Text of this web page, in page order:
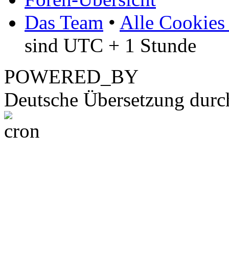
Das Team • Alle Cookies
sind UTC + 1 Stunde
POWERED_BY
Deutsche Übersetzung